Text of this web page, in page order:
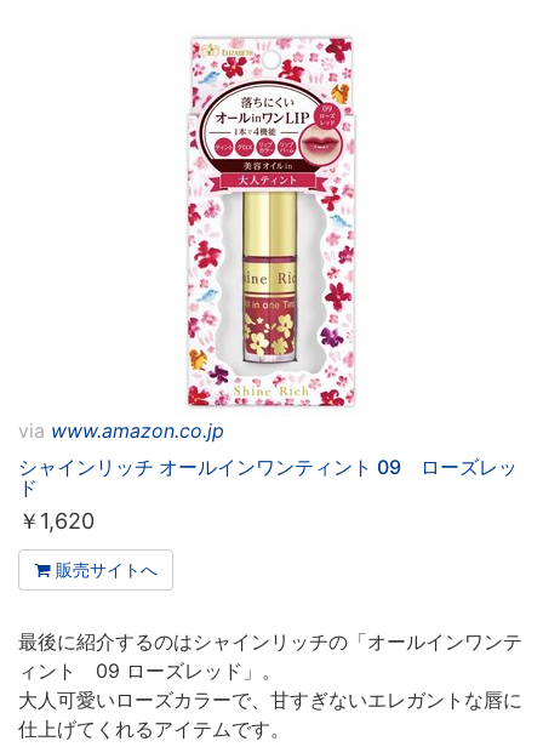
via www.amazon.co.jp
シャインリッチ オールインワンティント 09 ローズレッ
ド
￥ 1,620
販売サイトへ
最後に紹介するのはシャインリッチの「オールインワンテ
ィント 09 ローズレッド」。
大人可愛いローズカラーで、甘すぎないエレガントな唇に
仕上げてくれるアイテムです。